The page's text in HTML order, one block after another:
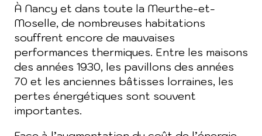
À Nancy et dans toute la Meurthe-et-
Moselle, de nombreuses habitations
souffrent encore de mauvaises
performances thermiques. Entre les maisons
des années 1930, les pavillons des années
70 et les anciennes bâtisses lorraines, les
pertes énergétiques sont souvent
importantes.